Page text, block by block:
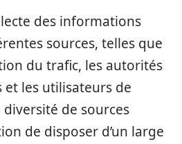
des informations
sources, telles que
du trafic, les autorités
et les utilisateurs de
diversité de sources
de disposer d’un large